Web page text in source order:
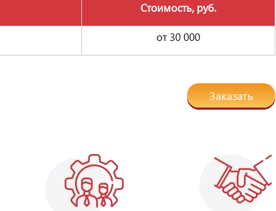
Стоимость, руб.
от 30 000
Заказать